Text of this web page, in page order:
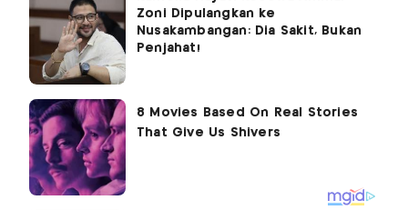
Zoni Dipulangkan ke
Nusakambangan: Dia Sakit, Bukan
Penjahat!